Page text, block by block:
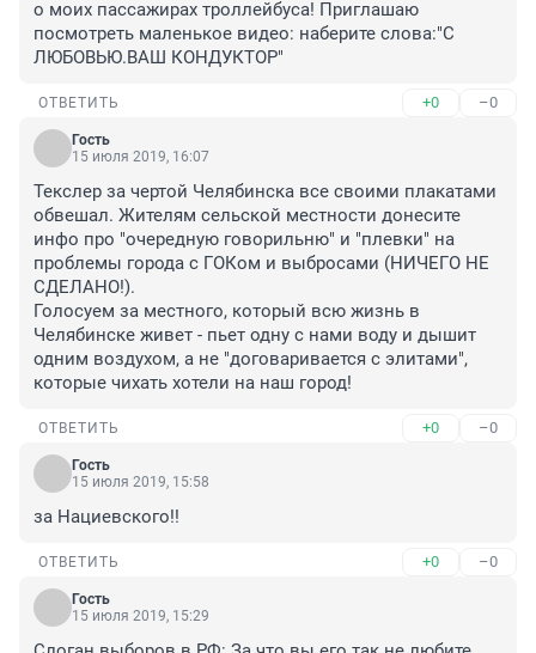
о моих пассажирах троллейбуса! Приглашаю
посмотреть маленькое видео: наберите слова:"С
ЛЮБОВЬЮ.ВАШ КОНДУКТОР"
ОТВЕТИТЬ +0 –0
Гость
15 июля 2019, 16:07
Текслер за чертой Челябинска все своими плакатами
обвешал. Жителям сельской местности донесите
инфо про "очередную говорильню" и "плевки" на
проблемы города с ГОКом и выбросами (НИЧЕГО НЕ
СДЕЛАНО!).
Голосуем за местного, который всю жизнь в
Челябинске живет - пьет одну с нами воду и дышит
одним воздухом, а не "договаривается с элитами",
которые чихать хотели на наш город!
ОТВЕТИТЬ +0 –0
Гость
15 июля 2019, 15:58
за Нациевского!!
ОТВЕТИТЬ +0 –0
Гость
15 июля 2019, 15:29